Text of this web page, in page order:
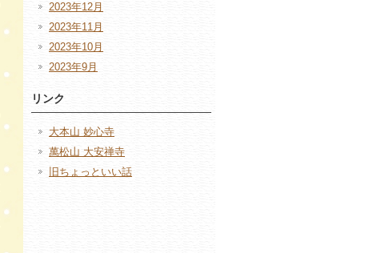
2023年12月
2023年11月
2023年10月
2023年9月
リンク
大本山 妙心寺
萬松山 大安禅寺
旧ちょっといい話